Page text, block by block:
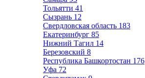
Тольятти 41
Сызрань 12
Свердловская область 183
Екатеринбург 85
Нижний Тагил 14
Березовский 8
Республика Башкортостан 176
Уфа 72